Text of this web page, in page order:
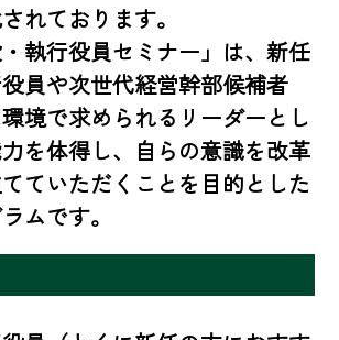
れております。
・執行役員セミナー」は、新任
員や次世代経営幹部候補者
境で求められるリーダーとし
を体得し、自らの意識を改革
ていただくことを目的とした
ムです。